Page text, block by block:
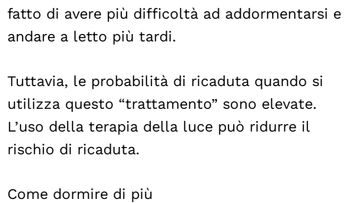
fatto di avere più difficoltà ad addormentarsi e
andare a letto più tardi.
Tuttavia, le probabilità di ricaduta quando si
utilizza questo “trattamento” sono elevate.
L’uso della terapia della luce può ridurre il
rischio di ricaduta.
Come dormire di più